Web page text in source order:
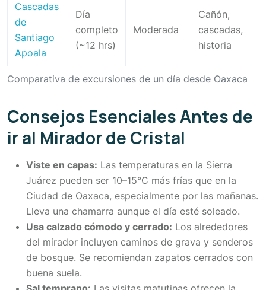
Comparativa de excursiones de un día desde Oaxaca
Cascadas
de
Santiago
Apoala
Día
completo
(~12 hrs)
Moderada
Cañón,
cascadas,
historia
Consejos Esenciales Antes de
ir al Mirador de Cristal
Viste en capas: Las temperaturas en la Sierra
Juárez pueden ser 10–15°C más frías que en la
Ciudad de Oaxaca, especialmente por las mañanas.
Lleva una chamarra aunque el día esté soleado.
Usa calzado cómodo y cerrado: Los alrededores
del mirador incluyen caminos de grava y senderos
de bosque. Se recomiendan zapatos cerrados con
buena suela.